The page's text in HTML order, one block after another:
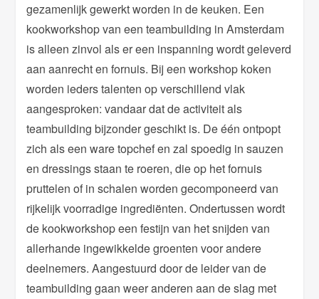
gezamenlijk gewerkt worden in de keuken. Een
kookworkshop van een teambuilding in Amsterdam
is alleen zinvol als er een inspanning wordt geleverd
aan aanrecht en fornuis. Bij een workshop koken
worden ieders talenten op verschillend vlak
aangesproken: vandaar dat de activiteit als
teambuilding bijzonder geschikt is. De één ontpopt
zich als een ware topchef en zal spoedig in sauzen
en dressings staan te roeren, die op het fornuis
pruttelen of in schalen worden gecomponeerd van
rijkelijk voorradige ingrediënten. Ondertussen wordt
de kookworkshop een festijn van het snijden van
allerhande ingewikkelde groenten voor andere
deelnemers. Aangestuurd door de leider van de
teambuilding gaan weer anderen aan de slag met